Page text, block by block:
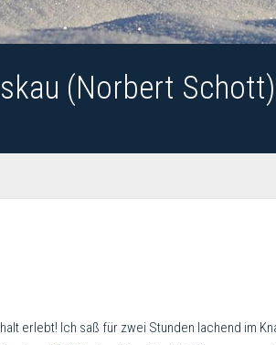
(Norbert Schott)
erlebt! Ich saß für zwei Stunden lachend im